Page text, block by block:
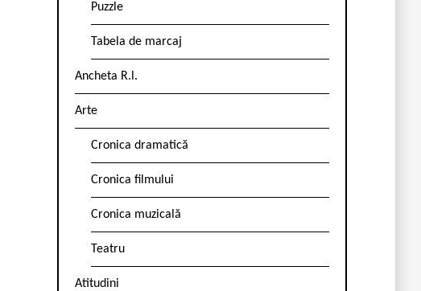
Puzzle
Tabela de marcaj
Ancheta R.l.
Arte
Cronica dramatică
Cronica filmului
Cronica muzicală
Teatru
Atitudini